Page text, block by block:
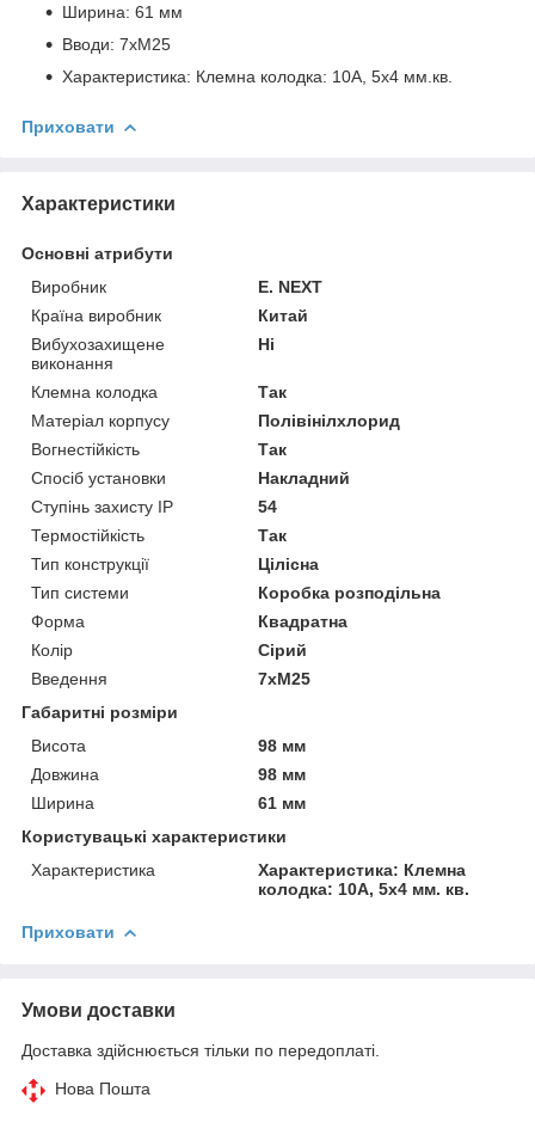
Ширина: 61 мм
Вводи: 7хM25
Характеристика: Клемна колодка: 10А, 5х4 мм.кв.
Приховати
Характеристики
Основні атрибути
Виробник
E. NEXT
Країна виробник
Китай
Вибухозахищене
виконання
Ні
Клемна колодка
Так
Матеріал корпусу
Полівінілхлорид
Вогнестійкість
Так
Спосіб установки
Накладний
Ступінь захисту IP
54
Термостійкість
Так
Тип конструкції
Цілісна
Тип системи
Коробка розподільна
Форма
Квадратна
Колір
Сірий
Введення
7хМ25
Габаритні розміри
Висота
98 мм
Довжина
98 мм
Ширина
61 мм
Користувацькі характеристики
Характеристика
Характеристика: Клемна
колодка: 10А, 5х4 мм. кв.
Приховати
Умови доставки
Доставка здійснюється тільки по передоплаті.
Нова Пошта